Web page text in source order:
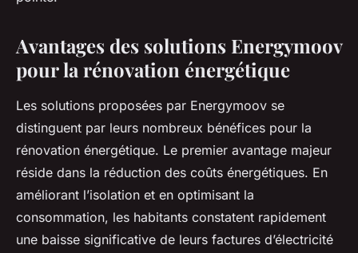
Avantages des solutions Energymoov
pour la rénovation énergétique
Les solutions proposées par Energymoov se
distinguent par leurs nombreux bénéfices pour la
rénovation énergétique. Le premier avantage majeur
réside dans la réduction des coûts énergétiques. En
améliorant l’isolation et en optimisant la
consommation, les habitants constatent rapidement
une baisse significative de leurs factures d’électricité